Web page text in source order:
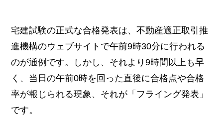
宅建試験の正式な合格発表は、不動産適正取引推
進機構のウェブサイトで午前9時30分に行われる
のが通例です。しかし、それより9時間以上も早
く、当日の午前0時を回った直後に合格点や合格
率が報じられる現象、それが「フライング発表」
です。